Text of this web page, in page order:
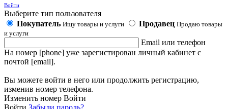
Войти
Выберите тип пользователя
Покупатель Ищу товары и услуги Продавец Продаю товары
и услуги
Email или телефон
На номер [phone] уже зарегистирован личный кабинет с
почтой [email].
Вы можете войти в него или продолжить регистрацию,
изменив номер телефона.
Изменить номер Войти
Войти Забыли пароль?